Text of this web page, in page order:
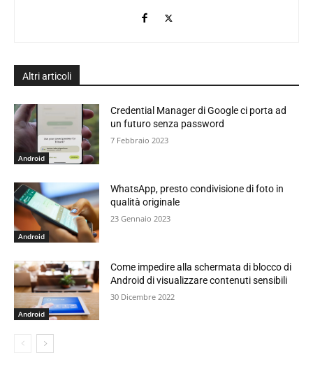
Altri articoli
Android
Credential Manager di Google ci porta ad
un futuro senza password
7 Febbraio 2023
Android
WhatsApp, presto condivisione di foto in
qualità originale
23 Gennaio 2023
Android
Come impedire alla schermata di blocco di
Android di visualizzare contenuti sensibili
30 Dicembre 2022